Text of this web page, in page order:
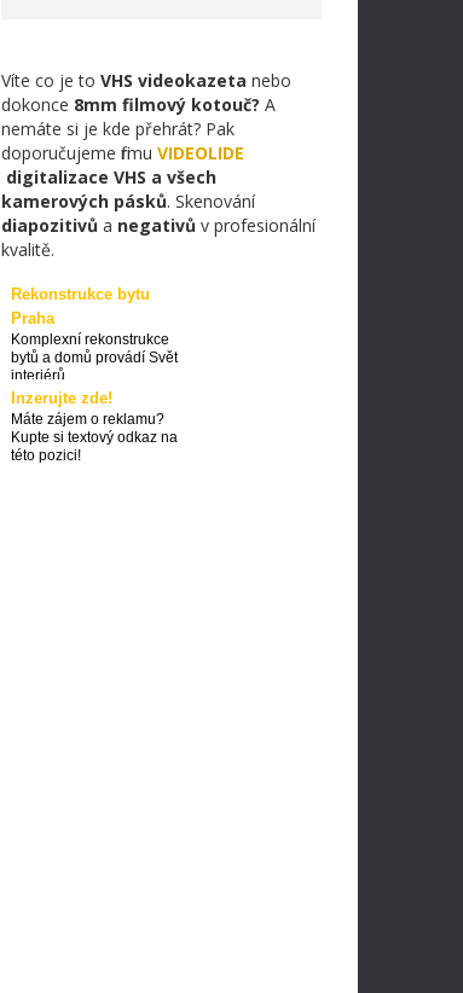
Víte co je to VHS videokazeta nebo
dokonce 8mm filmový kotouč? A
nemáte si je kde přehrát? Pak
doporučujeme firmu VIDEOLIDE
digitalizace VHS a všech
kamerových pásků. Skenování
diapozitivů a negativů v profesionální
kvalitě.
Rekonstrukce bytu
Praha
Komplexní rekonstrukce
bytů a domů provádí Svět
interiérů
Inzerujte zde!
Máte zájem o reklamu?
Kupte si textový odkaz na
této pozici!